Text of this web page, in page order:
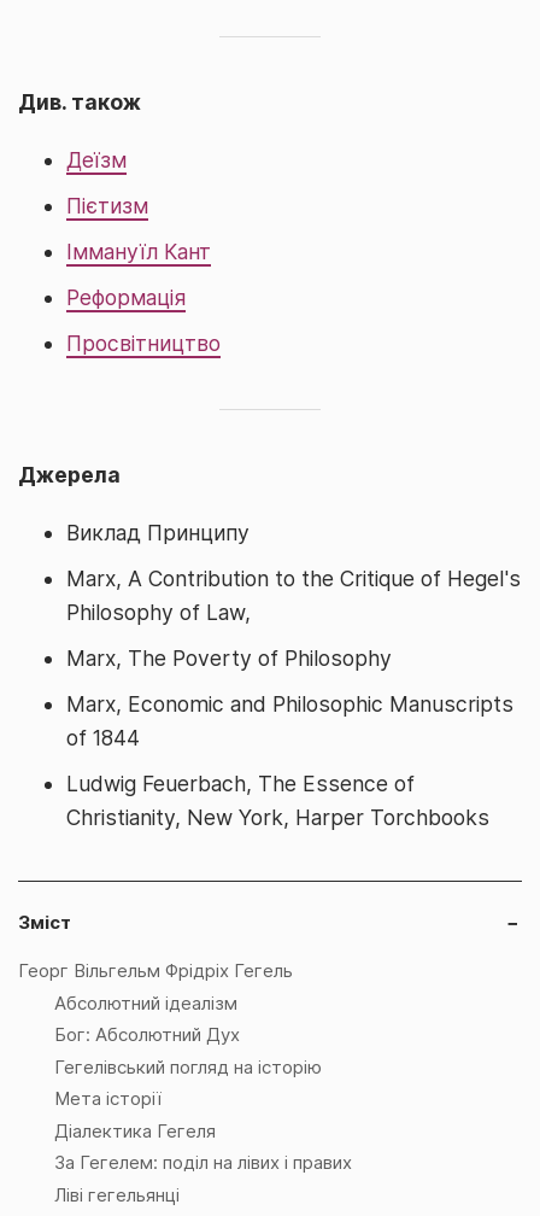
Див. також
Деїзм
Пієтизм
Іммануїл Кант
Реформація
Просвітництво
Джерела
Виклад Принципу
Marx, A Contribution to the Critique of Hegel's
Philosophy of Law,
Marx, The Poverty of Philosophy
Marx, Economic and Philosophic Manuscripts
of 1844
Ludwig Feuerbach, The Essence of
Christianity, New York, Harper Torchbooks
−
Зміст
Георг Вільгельм Фрідріх Гегель
Абсолютний ідеалізм
Бог: Абсолютний Дух
Гегелівський погляд на історію
Мета історії
Діалектика Гегеля
За Гегелем: поділ на лівих і правих
Ліві гегельянці